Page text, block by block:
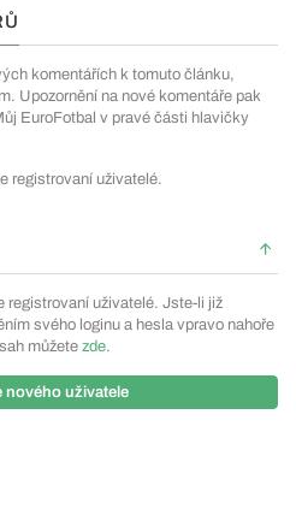
komentářích k tomuto článku,
Upozornění na nové komentáře pak
EuroFotbal v pravé části hlavičky
registrovaní uživatelé.
registrovaní uživatelé. Jste-li již
svého loginu a hesla vpravo nahoře
můžete zde.
nového uživatele